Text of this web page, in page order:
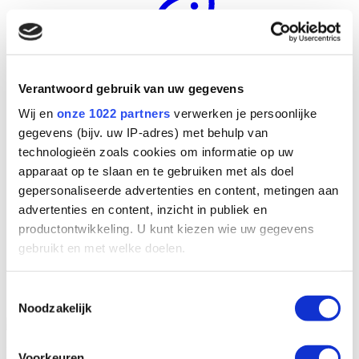
Verantwoord gebruik van uw gegevens
Wij en onze 1022 partners verwerken je persoonlijke
gegevens (bijv. uw IP-adres) met behulp van
technologieën zoals cookies om informatie op uw
apparaat op te slaan en te gebruiken met als doel
gepersonaliseerde advertenties en content, metingen aan
advertenties en content, inzicht in publiek en
productontwikkeling. U kunt kiezen wie uw gegevens
gebruikt en met welke doelen.
Informatie verzamelen over uw geografische
Uw apparaat identificeren door het actief te
Noodzakelijk
UV-beständiges Material
Geeignet für korrosives Wasser/Meerwasser
Möchten Sie mehr darüber erfahren, was wir tun? Schauen Sie sich